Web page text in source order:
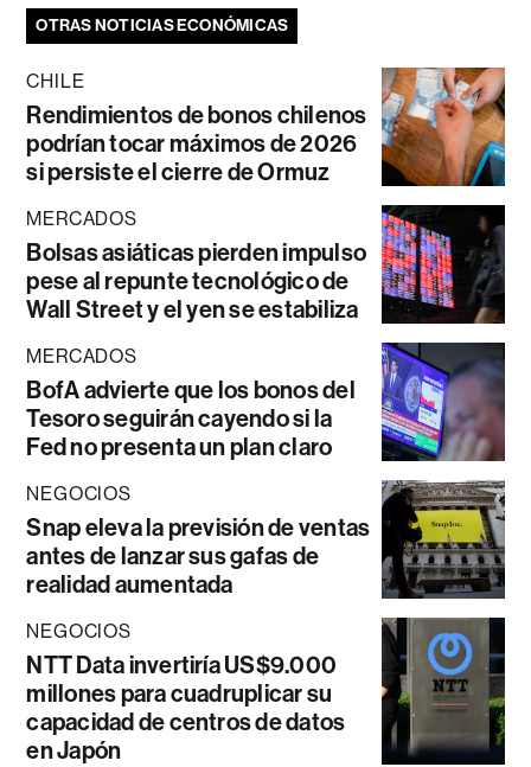
OTRAS NOTICIAS ECONÓMICAS
CHILE
Rendimientos de bonos chilenos
podrían tocar máximos de 2026
si persiste el cierre de Ormuz
MERCADOS
Bolsas asiáticas pierden impulso
pese al repunte tecnológico de
Wall Street y el yen se estabiliza
MERCADOS
BofA advierte que los bonos del
Tesoro seguirán cayendo si la
Fed no presenta un plan claro
NEGOCIOS
Snap eleva la previsión de ventas
antes de lanzar sus gafas de
realidad aumentada
NEGOCIOS
NTT Data invertiría US$9.000
millones para cuadruplicar su
capacidad de centros de datos
en Japón